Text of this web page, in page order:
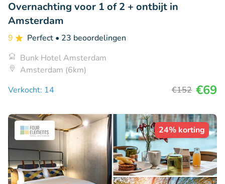
Overnachting voor 1 of 2 + ontbijt in
Amsterdam
9 Perfect • 23 beoordelingen
Bunk Hotel Amsterdam
Amsterdam (6km)
Verkocht: 14
€152 €69
24% korting